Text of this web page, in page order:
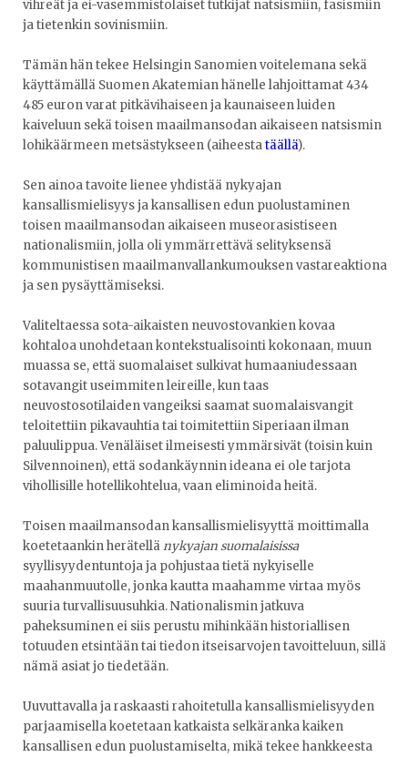
vihreät ja ei-vasemmistolaiset tutkijat natsismiin, fasismiin
ja tietenkin sovinismiin.
Tämän hän tekee Helsingin Sanomien voitelemana sekä
käyttämällä Suomen Akatemian hänelle lahjoittamat 434
485 euron varat pitkävihaiseen ja kaunaiseen luiden
kaiveluun sekä toisen maailmansodan aikaiseen natsismin
lohikäärmeen metsästykseen (aiheestatäällä).
Sen ainoa tavoite lienee yhdistää nykyajan
kansallismielisyys ja kansallisen edun puolustaminen
toisen maailmansodan aikaiseen museorasistiseen
nationalismiin, jolla oli ymmärrettävä selityksensä
kommunistisen maailmanvallankumouksen vastareaktiona
ja sen pysäyttämiseksi.
Valiteltaessa sota-aikaisten neuvostovankien kovaa
kohtaloa unohdetaan kontekstualisointi kokonaan, muun
muassa se, että suomalaiset sulkivat humaaniudessaan
sotavangit useimmiten leireille, kun taas
neuvostosotilaiden vangeiksi saamat suomalaisvangit
teloitettiin pikavauhtia tai toimitettiin Siperiaan ilman
paluulippua. Venäläiset ilmeisesti ymmärsivät (toisin kuin
Silvennoinen), että sodankäynnin ideana ei ole tarjota
vihollisille hotellikohtelua, vaan eliminoida heitä.
Toisen maailmansodan kansallismielisyyttä moittimalla
koetetaankin herätellänykyajan suomalaisissa
syyllisyydentuntoja ja pohjustaa tietä nykyiselle
maahanmuutolle, jonka kautta maahamme virtaa myös
suuria turvallisuusuhkia. Nationalismin jatkuva
paheksuminen ei siis perustu mihinkään historiallisen
totuuden etsintään tai tiedon itseisarvojen tavoitteluun, sillä
nämä asiat jo tiedetään.
Uuvuttavalla ja raskaasti rahoitetulla kansallismielisyyden
parjaamisella koetetaan katkaista selkäranka kaiken
kansallisen edun puolustamiselta, mikä tekee hankkeesta